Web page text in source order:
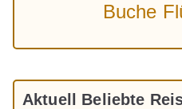
Buche
Aktuell Beliebte